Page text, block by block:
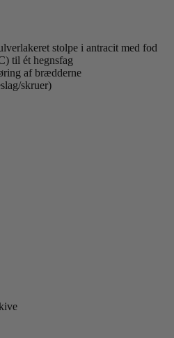
stolpe i antracit med fod
til ét hegnsfag
af brædderne
skruer)